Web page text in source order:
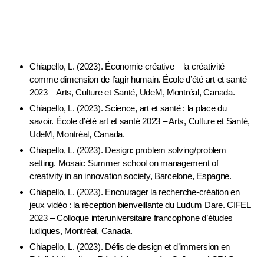
Chiapello, L. (2023). Économie créative – la créativité
comme dimension de l’agir humain. École d’été art et santé
2023 – Arts, Culture et Santé, UdeM, Montréal, Canada.
Chiapello, L. (2023). Science, art et santé : la place du
savoir. École d’été art et santé 2023 – Arts, Culture et Santé,
UdeM, Montréal, Canada.
Chiapello, L. (2023). Design: problem solving/problem
setting. Mosaic Summer school on management of
creativity in an innovation society, Barcelone, Espagne.
Chiapello, L. (2023). Encourager la recherche-création en
jeux vidéo : la réception bienveillante du Ludum Dare. CIFEL
2023 – Colloque interuniversitaire francophone d’études
ludiques, Montréal, Canada.
Chiapello, L. (2023). Défis de design et d’immersion en